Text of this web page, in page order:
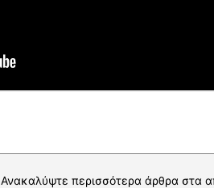
Ανακαλύψτε περισσότερα άρθρα στα